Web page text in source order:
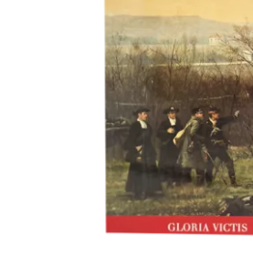
AJOUTER AU PANIER